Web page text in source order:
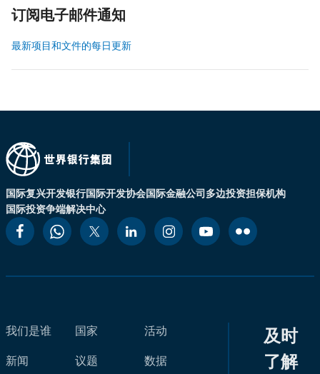
订阅电子邮件通知
最新项目和文件的每日更新
国际复兴开发银行国际开发协会国际金融公司多边投资担保机构
国际投资争端解决中心
我们是谁
新闻
国家
议题
活动
数据
及时
了解